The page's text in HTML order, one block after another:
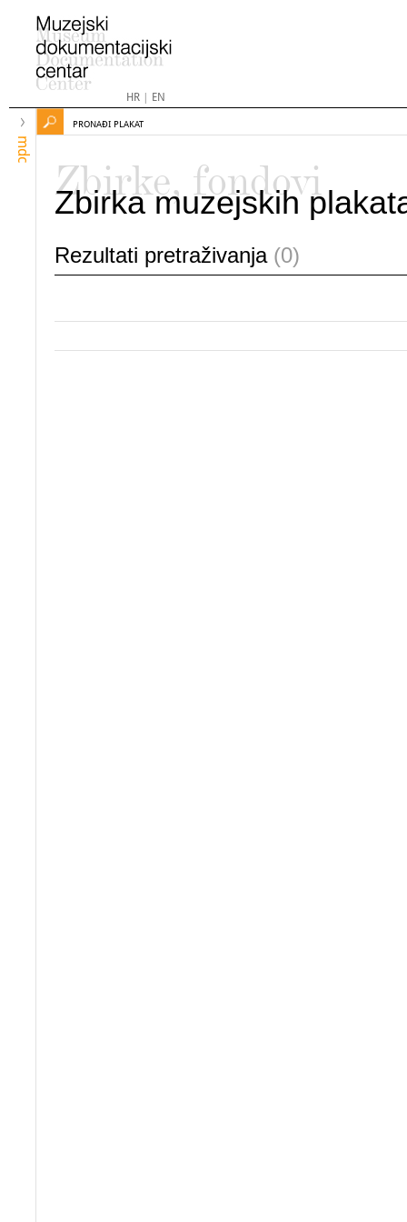
HR| EN
mdc
PRONAĐI PLAKAT
Zbirke, fondovi
Zbirka muzejskih
Rezultati pretraživanja (0)